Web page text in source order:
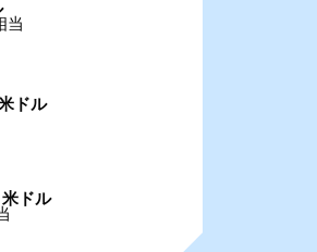
当
ドル
ドル